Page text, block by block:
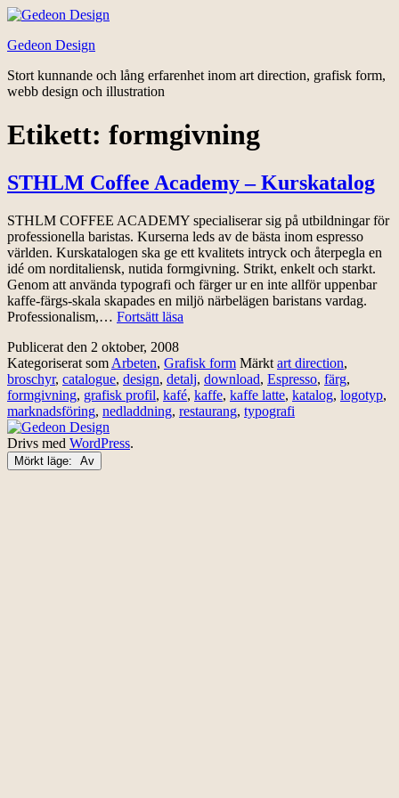
Hoppa
innehåll
Gedeon Design
Stort kunnande och lång erfarenhet inom art direction, grafisk form,
webb design och illustration
Etikett: formgivning
STHLM Coffee Academy – Kurskatalog
STHLM COFFEE ACADEMY specialiserar sig på utbildningar för
professionella baristas. Kurserna leds av de bästa inom espresso
världen. Kurskatalogen ska ge ett kvalitets intryck och återpegla en
idé om norditaliensk, nutida formgivning. Strikt, enkelt och starkt.
Genom att använda typografi och färger ur en inte allför uppenbar
kaffe-färgs-skala skapades en miljö närbelägen baristans vardag.
Professionalism,… Fortsätt läsa
–
Kurskatalog
Publicerat den 2 oktober, 2008
Kategoriserat som Arbeten, Grafisk form Märkt art direction,
broschyr, catalogue, design, detalj, download, Espresso, färg,
formgivning, grafisk profil, kafé, kaffe, kaffe latte, katalog, logotyp,
marknadsföring, nedladdning, restaurang, typografi
Drivs med WordPress.
Mörkt läge: